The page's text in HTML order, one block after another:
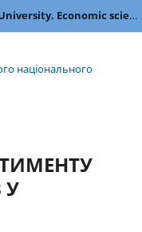
Herald of Khmelnytskyi National University. Economic sciences
національного
У